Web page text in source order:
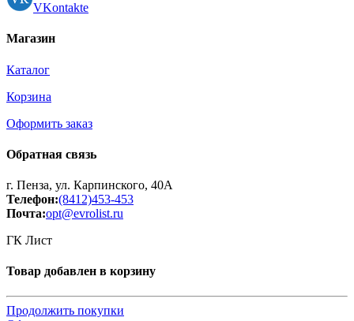
VKontakte
Магазин
Каталог
Корзина
Оформить заказ
Обратная связь
г. Пенза, ул. Карпинского, 40А
Телефон:(8412)453-453
Почта:opt@evrolist.ru
ГК Лист
Товар добавлен в корзину
Продолжить покупки